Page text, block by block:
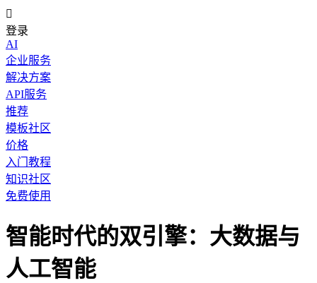

登录
AI
企业服务
解决方案
API服务
推荐
模板社区
价格
入门教程
知识社区
免费使用
智能时代的双引擎：大数据与
人工智能